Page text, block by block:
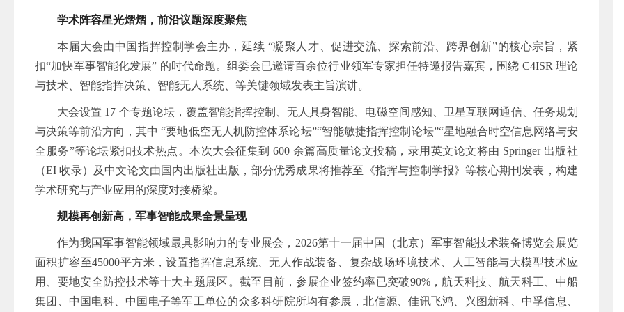
学术阵容星光熠熠，前沿议题深度聚焦
本届大会由中国指挥控制学会主办，延续 “凝聚人才、促进交流、探索前沿、跨界创新”的核心宗旨，紧
扣“加快军事智能化发展” 的时代命题。组委会已邀请百余位行业领军专家担任特邀报告嘉宾，围绕 C4ISR 理论
与技术、智能指挥决策、智能无人系统、等关键领域发表主旨演讲。
大会设置 17 个专题论坛，覆盖智能指挥控制、无人具身智能、电磁空间感知、卫星互联网通信、任务规划
与决策等前沿方向，其中 “要地低空无人机防控体系论坛”“智能敏捷指挥控制论坛”“星地融合时空信息网络与安
全服务”等论坛紧扣技术热点。本次大会征集到 600 余篇高质量论文投稿，录用英文论文将由 Springer 出版社
（EI 收录）及中文论文由国内出版社出版，部分优秀成果将推荐至《指挥与控制学报》等核心期刊发表，构建
学术研究与产业应用的深度对接桥梁。
规模再创新高，军事智能成果全景呈现
作为我国军事智能领域最具影响力的专业展会，2026第十一届中国（北京）军事智能技术装备博览会展览
面积扩容至45000平方米，设置指挥信息系统、无人作战装备、复杂战场环境技术、人工智能与大模型技术应
用、要地安全防控技术等十大主题展区。截至目前，参展企业签约率已突破90%，航天科技、航天科工、中船
集团、中国电科、中国电子等军工单位的众多科研院所均有参展，北信源、佳讯飞鸿、兴图新科、中孚信息、